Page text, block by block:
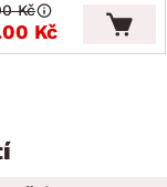
Kč
Kč